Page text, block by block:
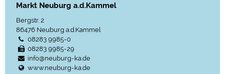
Markt Neuburg a.d.Kammel
Bergstr. 2
86476 Neuburg a.d.Kammel
08283 9985-0
08283 9985-29
info@neuburg-ka.de
www.neuburg-ka.de